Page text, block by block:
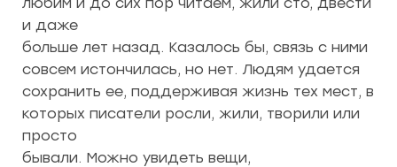
и даже
больше лет назад. Казалось бы, связь с ними
совсем истончилась, но нет. Людям удается
сохранить ее, поддерживая жизнь тех мест, в
которых писатели росли, жили, творили или
просто
бывали. Можно увидеть вещи,